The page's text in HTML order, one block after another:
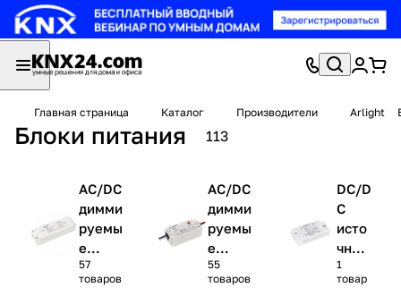
Главная страница Каталог Производители Arlight
Блоки питания 113
AC/DC
димми
руемы
е
источн
ики
57
товаров
AC/DC
димми
руемы
е
источн
ики
55
товаров
DC/D
C
исто
чник
и
пита
1
товар